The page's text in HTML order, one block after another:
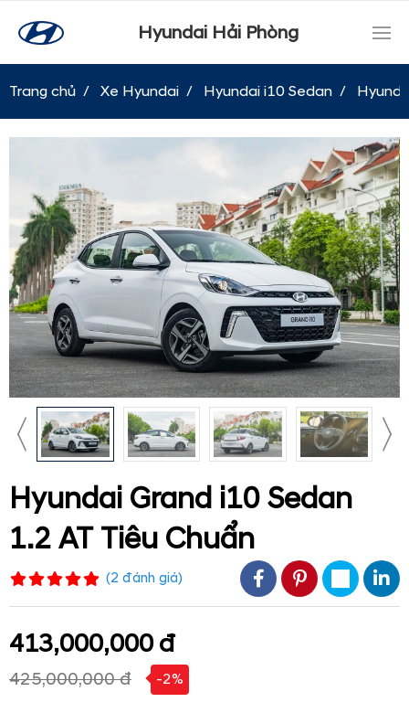
Hyundai Hải Phòng
Trang chủ Xe Hyundai Hyundai i10 Sedan
Hyundai Grand i10 Sedan
1.2 AT Tiêu Chuẩn
(2 đánh giá)
413,000,000 đ
425,000,000 đ -2%